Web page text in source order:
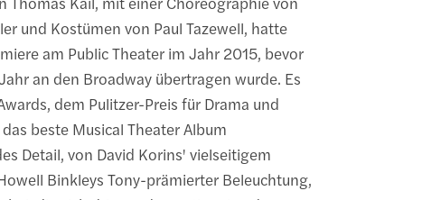
und Kostümen von Paul Tazewell, hatte
am Public Theater im Jahr 2015, bevor
an den Broadway übertragen wurde. Es
dem Pulitzer-Preis für Drama und
beste Musical Theater Album
Detail, von David Korins' vielseitigem
Binkleys Tony-prämierter Beleuchtung,